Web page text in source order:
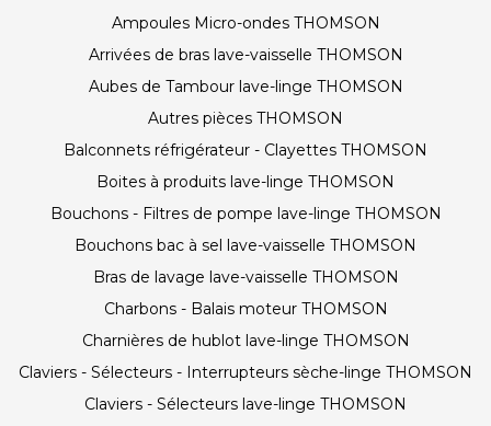
Ampoules Micro-ondes THOMSON
Arrivées de bras lave-vaisselle THOMSON
Aubes de Tambour lave-linge THOMSON
Autres pièces THOMSON
Balconnets réfrigérateur - Clayettes THOMSON
Boites à produits lave-linge THOMSON
Bouchons - Filtres de pompe lave-linge THOMSON
Bouchons bac à sel lave-vaisselle THOMSON
Bras de lavage lave-vaisselle THOMSON
Charbons - Balais moteur THOMSON
Charnières de hublot lave-linge THOMSON
Claviers - Sélecteurs - Interrupteurs sèche-linge THOMSON
Claviers - Sélecteurs lave-linge THOMSON